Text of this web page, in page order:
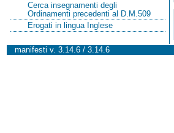
Cerca insegnamenti degli
Ordinamenti precedenti al D.M.509
Erogati in lingua Inglese
manifesti v. 3.14.6 / 3.14.6